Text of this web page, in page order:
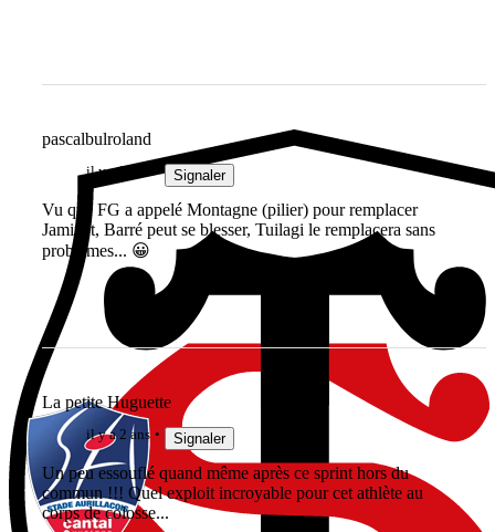
pascalbulroland
il y a 2 ans Signaler
Vu que FG a appelé Montagne (pilier) pour remplacer
Jaminet, Barré peut se blesser, Tuilagi le remplacera sans
problèmes... 😀
La petite Huguette
il y a 2 ans Signaler
Un peu essouflé quand même après ce sprint hors du
commun !!! Quel exploit incroyable pour cet athlète au
corps de colosse...